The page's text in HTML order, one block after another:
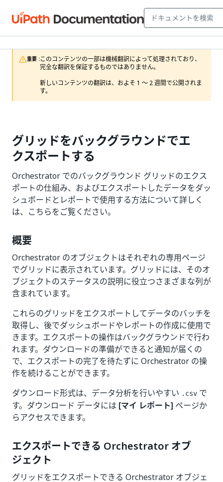
重要 :このコンテンツの一部は機械翻訳によって処理されており、
完全な翻訳を保証するものではありません。
新しいコンテンツの翻訳は、およそ 1 ～ 2 週間で公開されま
す。
グリッドをバックグラウンドでエ
クスポートする
Orchestrator でのバックグラウンド グリッドのエクス
ポートの仕組み、およびエクスポートしたデータをダッ
シュボードとレポートで使用する方法について詳しく
は、こちらをご覧ください。
概要
Orchestrator のオブジェクトはそれぞれの専用ページ
でグリッドに表示されています。グリッドには、そのオ
ブジェクトのステータスの説明に役立つさまざまな列が
含まれています。
これらのグリッドをエクスポートしてデータのバッチを
取得し、後でダッシュボードやレポートの作成に使用で
きます。エクスポートの操作はバックグラウンドで行わ
れます。ダウンロードの準備ができると通知が届くの
で、エクスポートの完了を待たずに Orchestrator の操
作を続けることができます。
ダウンロード形式は、データ分析を行いやすい .csv で
す。ダウンロード データには [マイ レポート] ページか
らアクセスできます。
エクスポートできる Orchestrator オブ
ジェクト
グリッドをエクスポートできる Orchestrator オブジェ